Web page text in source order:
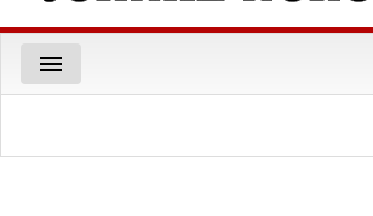
menu